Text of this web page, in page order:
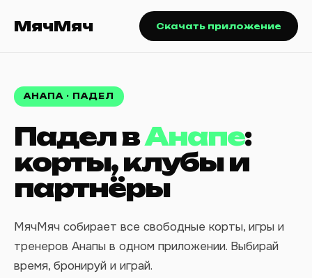
МячМяч Скачать приложение
АНАПА · ПАДЕЛ
Падел вАнапе:
корты, клубы и
партнёры
МячМяч собирает все свободные корты, игры и
тренеров Анапы в одном приложении. Выбирай
время, бронируй и играй.